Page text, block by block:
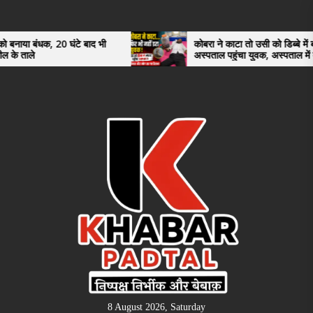
the
content
घंटे बाद भी
कोबरा ने काटा तो उसी को डिब्बे में बंद कर
अस्पताल पहुंचा युवक, अस्पताल में देखकर डॉक्टर
भी रह गए हैरान
8 August 2026, Saturday